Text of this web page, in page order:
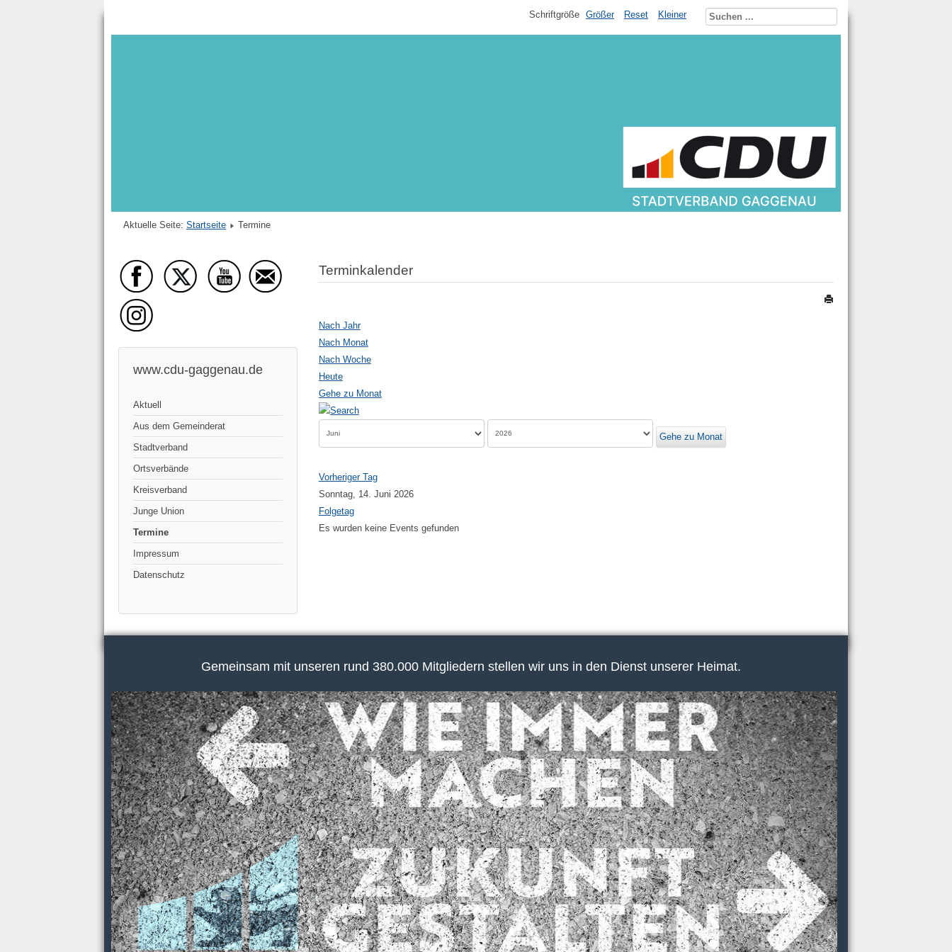
Schriftgröße Größer Reset Kleiner
Aktuelle Seite: Startseite Termine
www.cdu-gaggenau.de
Aktuell
Aus dem Gemeinderat
Stadtverband
Ortsverbände
Kreisverband
Junge Union
Termine
Impressum
Datenschutz
Terminkalender
Nach Jahr
Nach Monat
Nach Woche
Heute
Gehe zu Monat
Gehe zu Monat
Vorheriger Tag
Sonntag, 14. Juni 2026
Folgetag
Es wurden keine Events gefunden
Gemeinsam mit unseren rund 380.000 Mitgliedern stellen wir uns in den Dienst unserer Heimat.